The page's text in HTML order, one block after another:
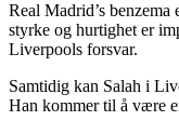
Real Madrid’s
styrke og hurtighet er
Liverpools forsvar.
Samtidig kan Salah i
Han kommer til å være